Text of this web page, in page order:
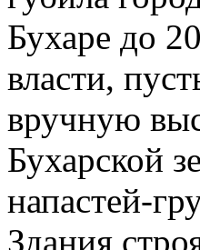
Бухаре до
власти,
вручную
Бухарской
напастей-
Здания